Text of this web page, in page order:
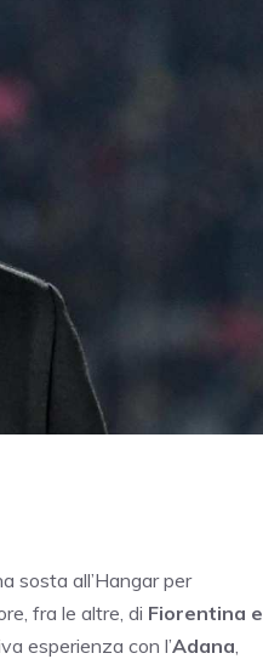
sosta all’Hangar per
fra le altre, di Fiorentina e
esperienza con l’Adana